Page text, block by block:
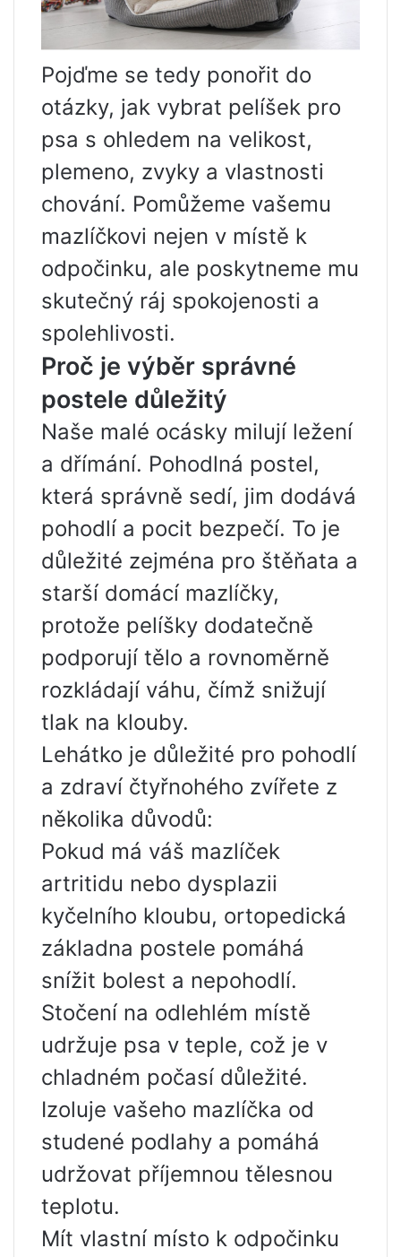
Pojďme se tedy ponořit do
otázky, jak vybrat pelíšek pro
psa s ohledem na velikost,
plemeno, zvyky a vlastnosti
chování. Pomůžeme vašemu
mazlíčkovi nejen v místě k
odpočinku, ale poskytneme mu
skutečný ráj spokojenosti a
spolehlivosti.
Proč je výběr správné
postele důležitý
Naše malé ocásky milují ležení
a dřímání. Pohodlná postel,
která správně sedí, jim dodává
pohodlí a pocit bezpečí. To je
důležité zejména pro štěňata a
starší domácí mazlíčky,
protože pelíšky dodatečně
podporují tělo a rovnoměrně
rozkládají váhu, čímž snižují
tlak na klouby.
Lehátko je důležité pro pohodlí
a zdraví čtyřnohého zvířete z
několika důvodů:
Pokud má váš mazlíček
artritidu nebo dysplazii
kyčelního kloubu, ortopedická
základna postele pomáhá
snížit bolest a nepohodlí.
Stočení na odlehlém místě
udržuje psa v teple, což je v
chladném počasí důležité.
Izoluje vašeho mazlíčka od
studené podlahy a pomáhá
udržovat příjemnou tělesnou
teplotu.
Mít vlastní místo k odpočinku